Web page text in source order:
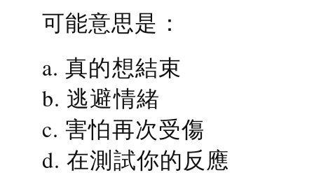
可能意思是：
a. 真的想結束
b. 逃避情緒
c. 害怕再次受傷
d. 在測試你的反應